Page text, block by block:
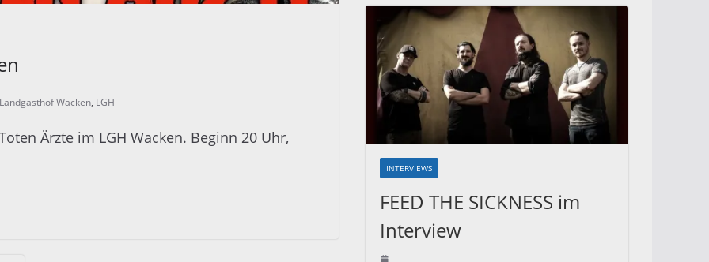
Landgasthof Wacken, LGH
Ärzte im LGH Wacken. Beginn 20 Uhr,
INTERVIEWS
FEED THE SICKNESS im
Interview